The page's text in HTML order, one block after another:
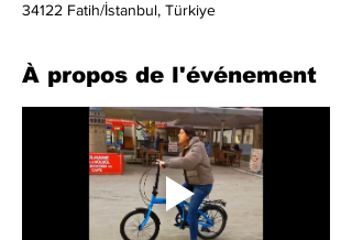
34122 Fatih/İstanbul, Türkiye
À propos de l'événement